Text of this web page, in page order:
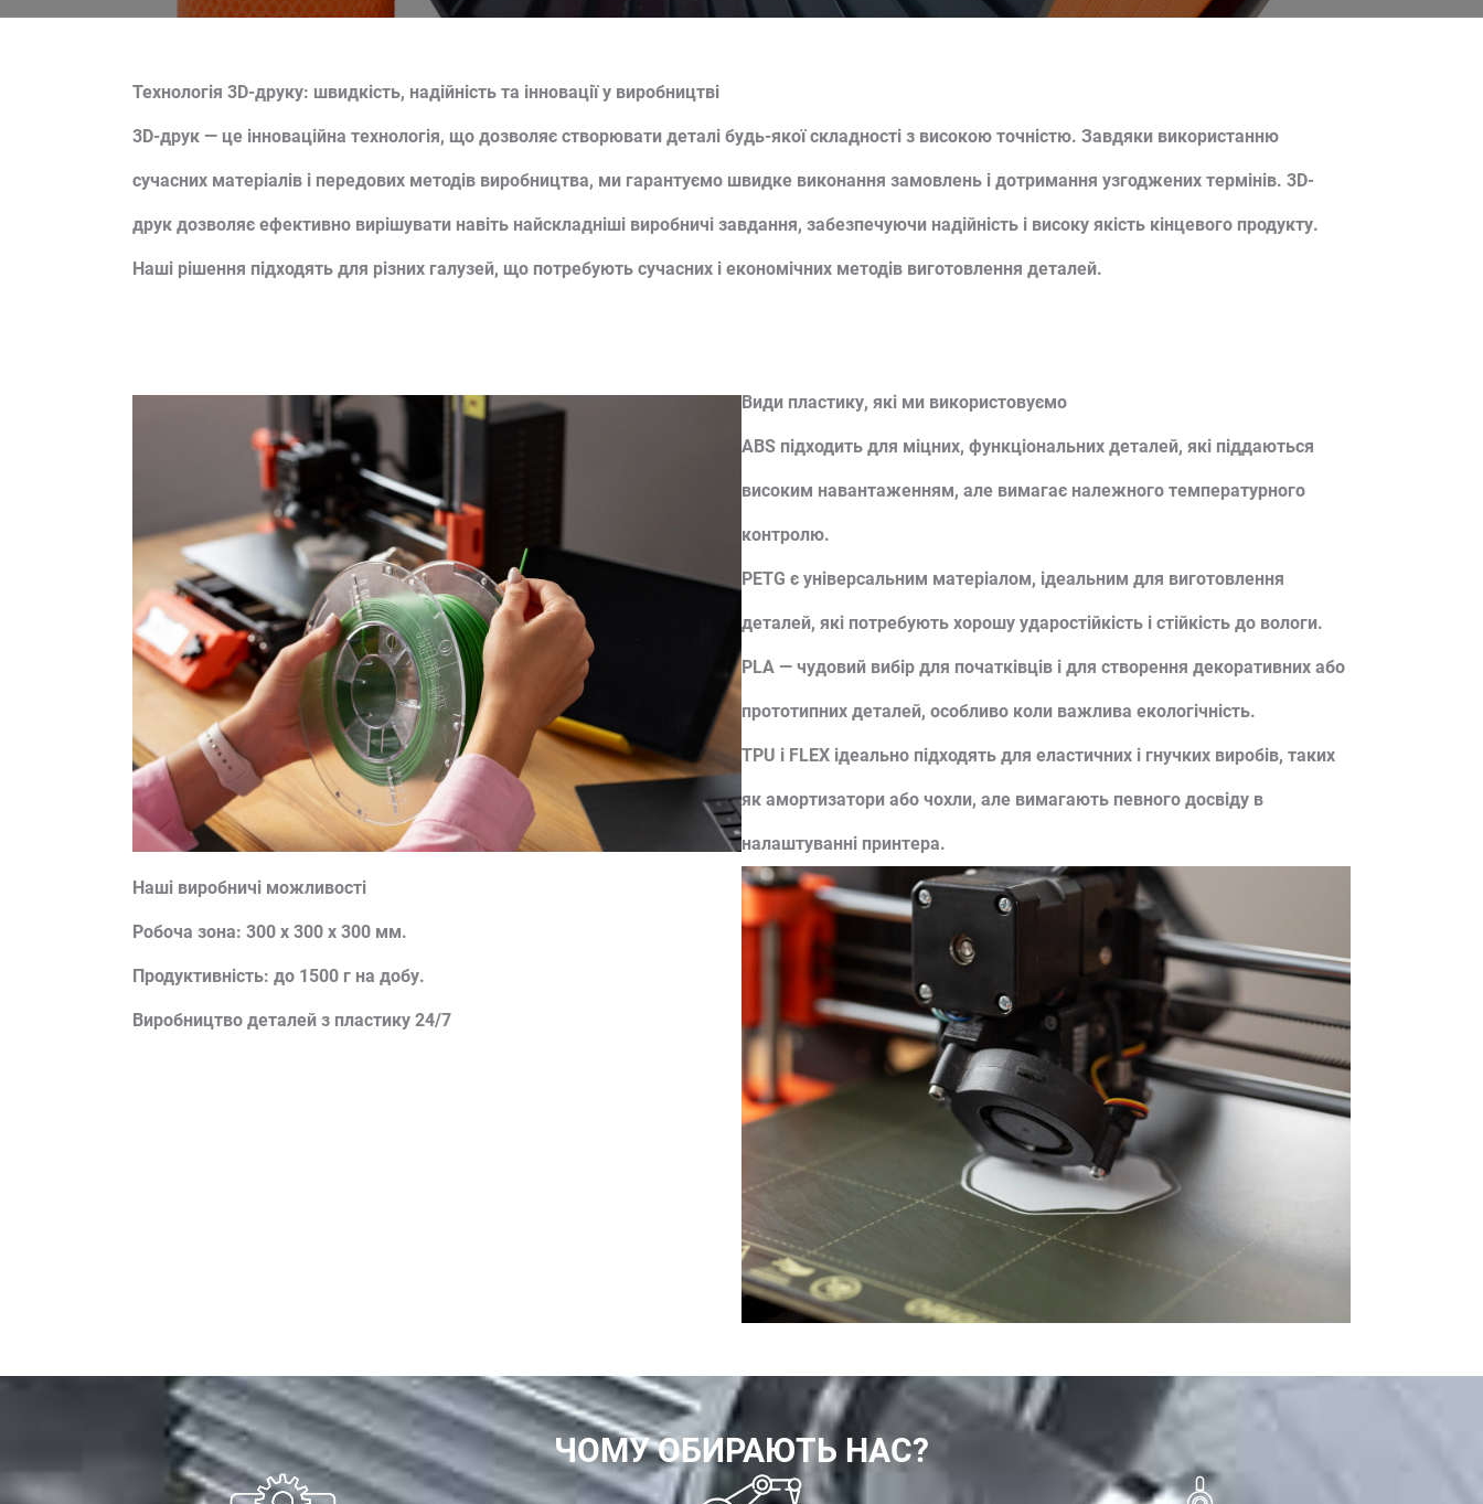
Технологія 3D-друку: швидкість, надійність та інновації у виробництві
3D-друк — це інноваційна технологія, що дозволяє створювати деталі будь-якої складності з високою точністю. Завдяки використанню
сучасних матеріалів і передових методів виробництва, ми гарантуємо швидке виконання замовлень і дотримання узгоджених термінів. 3D-
друк дозволяє ефективно вирішувати навіть найскладніші виробничі завдання, забезпечуючи надійність і високу якість кінцевого продукту.
Наші рішення підходять для різних галузей, що потребують сучасних і економічних методів виготовлення деталей.
Види пластику, які ми використовуємо
ABS підходить для міцних, функціональних деталей, які піддаються
високим навантаженням, але вимагає належного температурного
контролю.
PETG є універсальним матеріалом, ідеальним для виготовлення
деталей, які потребують хорошу ударостійкість і стійкість до вологи.
PLA — чудовий вибір для початківців і для створення декоративних або
прототипних деталей, особливо коли важлива екологічність.
TPU і FLEX ідеально підходять для еластичних і гнучких виробів, таких
як амортизатори або чохли, але вимагають певного досвіду в
налаштуванні принтера.
Наші виробничі можливості
Робоча зона: 300 х 300 х 300 мм.
Продуктивність: до 1500 г на добу.
Виробництво деталей з пластику 24/7
ЧОМУ ОБИРАЮТЬ НАС?